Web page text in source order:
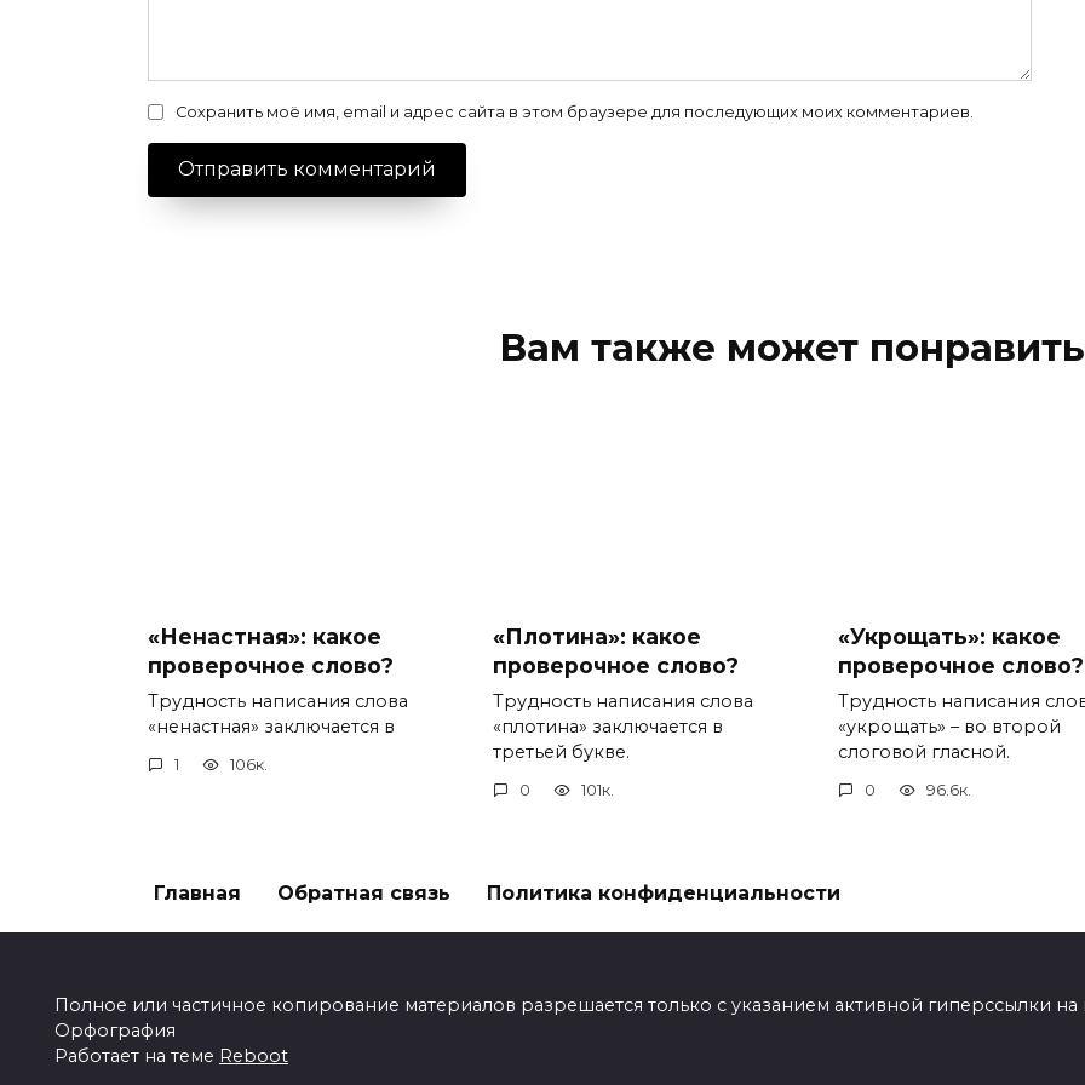
Сохранить моё имя, email и адрес сайта в этом браузере для последующих моих комментариев.
Вам также может
«Ненастная»: какое
проверочное слово?
Трудность написания слова
«ненастная» заключается в
1 106к.
«Плотина»: какое
проверочное слово?
Трудность написания слова
«плотина» заключается в
третьей букве.
0 101к.
«Укрощать»: какое
проверочное слово?
Трудность написания
«укрощать» – во второй
слоговой гласной.
0 96.6к.
Главная Обратная связь Политика конфиденциальности
Полное или частичное копирование материалов разрешается только с указанием активной гиперссылки
Орфография
Работает на теме Reboot